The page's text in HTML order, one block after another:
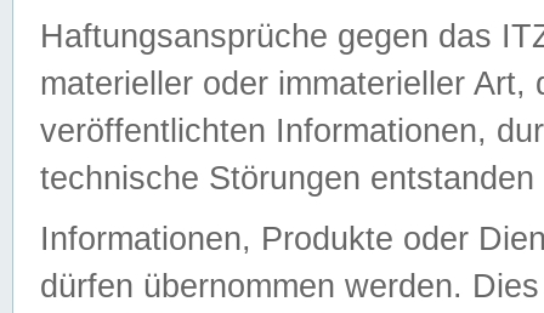
Haftungsansprüche gegen das
materieller oder immaterieller
veröffentlichten Informationen,
technische Störungen
Informationen, Produkte oder
dürfen übernommen werden.